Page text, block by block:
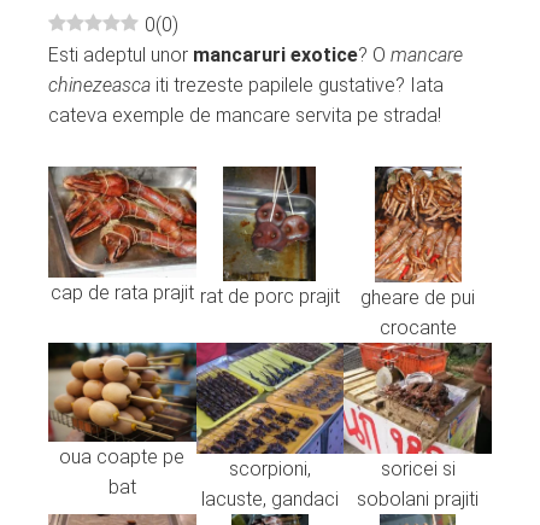
0(0)
Esti adeptul unor mancaruri exotice? O mancare
chinezeasca iti trezeste papilele gustative? Iata
cateva exemple de mancare servita pe strada!
cap de rata prajit rat de porc prajit
gheare de pui
crocante
oua coapte pe
bat
scorpioni,
lacuste, gandaci
soricei si
sobolani prajiti